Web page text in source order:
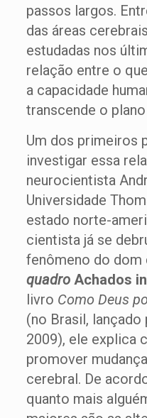
passos largos.
das áreas
estudadas nos
relação entre o
a capacidade
transcende o
Um dos primeiros
investigar essa
neurocientista
Universidade
estado norte-
cientista já se
fenômeno do dom
quadro Achados
livro Como Deus
(no Brasil,
2009), ele explica
promover
cerebral. De
quanto mais